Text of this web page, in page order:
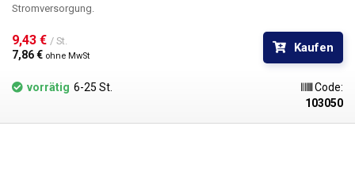
Stromversorgung.
9,43 € / St.
7,86 € ohne MwSt
Kaufen
vorrätig 6-25 St.
Code:
103050